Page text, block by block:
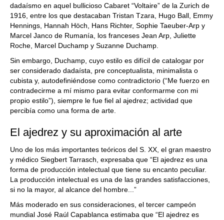
dadaísmo en aquel bullicioso Cabaret “Voltaire” de la Zurich de
1916, entre los que destacaban Tristan Tzara, Hugo Ball, Emmy
Hennings, Hannah Höch, Hans Richter, Sophie Taeuber-Arp y
Marcel Janco de Rumanía, los franceses Jean Arp, Juliette
Roche, Marcel Duchamp y Suzanne Duchamp.
Sin embargo, Duchamp, cuyo estilo es difícil de catalogar por
ser considerado dadaísta, pre conceptualista, minimalista o
cubista y, autodefiniéndose como contradictorio (“Me fuerzo en
contradecirme a mí mismo para evitar conformarme con mi
propio estilo”), siempre le fue fiel al ajedrez; actividad que
percibía como una forma de arte.
El ajedrez y su aproximación al arte
Uno de los más importantes teóricos del S. XX, el gran maestro
y médico Siegbert Tarrasch, expresaba que “El ajedrez es una
forma de producción intelectual que tiene su encanto peculiar.
La producción intelectual es una de las grandes satisfacciones,
si no la mayor, al alcance del hombre...”
Más moderado en sus consideraciones, el tercer campeón
mundial José Raúl Capablanca estimaba que “El ajedrez es